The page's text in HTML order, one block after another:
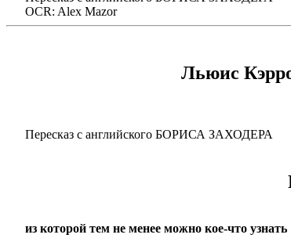
OCR: Alex Mazor
Льюис
Пересказ с английского БОРИСА ЗАХОДЕРА
из которой тем не менее можно кое-что узнать